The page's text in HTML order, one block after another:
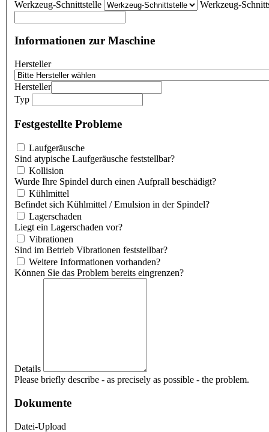
Werkzeug-Schnittstelle Werkzeug-
Informationen zur Maschine
Hersteller
Hersteller
Typ
Festgestellte Probleme
Laufgeräusche
Sind atypische Laufgeräusche feststellbar?
Kollision
Wurde Ihre Spindel durch einen Aufprall beschädigt?
Kühlmittel
Befindet sich Kühlmittel / Emulsion in der Spindel?
Lagerschaden
Liegt ein Lagerschaden vor?
Vibrationen
Sind im Betrieb Vibrationen feststellbar?
Weitere Informationen vorhanden?
Können Sie das Problem bereits eingrenzen?
Details
Please briefly describe - as precisely as possible - the problem.
Dokumente
Datei-Upload